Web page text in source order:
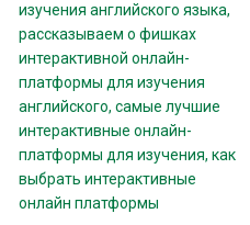
изучения английского языка,
рассказываем о фишках
интерактивной онлайн-
платформы для изучения
английского, самые лучшие
интерактивные онлайн-
платформы для изучения, как
выбрать интерактивные
онлайн платформы